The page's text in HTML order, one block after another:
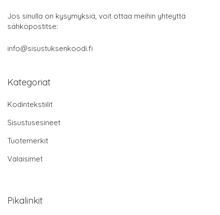
Jos sinulla on kysymyksiä, voit ottaa meihin yhteyttä
sähköpostitse:
info@sisustuksenkoodi.fi
Kategoriat
Kodintekstiilit
Sisustusesineet
Tuotemerkit
Valaisimet
Pikalinkit